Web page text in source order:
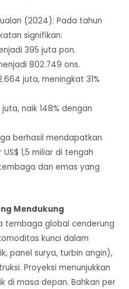
(2024): Pada tahun
signifikan:
395 juta pon.
802.749 ons.
juta, meningkat 31%
naik 148% dengan
berhasil mendapatkan
1,5 miliar di tengah
dan emas yang
Mendukung
tembaga global cenderung
kunci dalam
panel surya, turbin angin),
Proyeksi menunjukkan
di masa depan. Bahkan per